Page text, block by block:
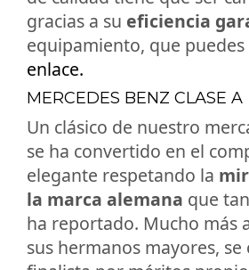
gracias a su eficiencia
equipamiento, que
enlace.
MERCEDES BENZ CLASE A
Un clásico de nuestro
se ha convertido en el
elegante respetando la
la marca alemana que
ha reportado. Mucho más
sus hermanos mayores, se